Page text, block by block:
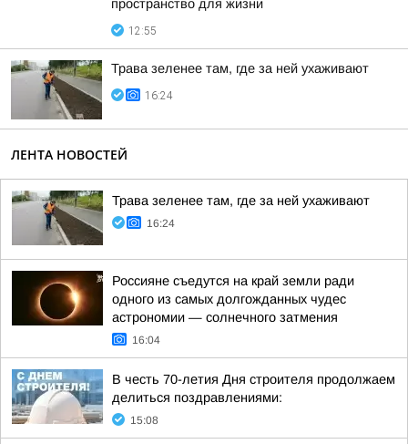
пространство для жизни
12:55
Трава зеленее там, где за ней ухаживают
16:24
ЛЕНТА НОВОСТЕЙ
Трава зеленее там, где за ней ухаживают
16:24
Россияне съедутся на край земли ради
одного из самых долгожданных чудес
астрономии — солнечного затмения
16:04
В честь 70-летия Дня строителя продолжаем
делиться поздравлениями:
15:08